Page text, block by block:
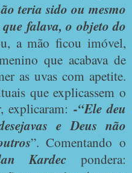
teria sido ou mesmo
falava, o objeto do
a mão ficou imóvel,
que acabava de
as uvas com apetite.
que explicassem o
explicaram: -“Ele deu
e Deus não
”. Comentando o
Kardec pondera: